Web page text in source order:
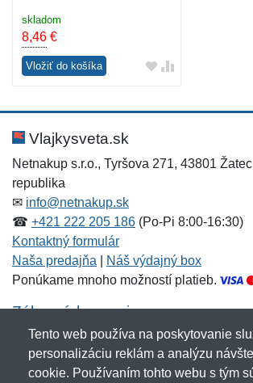
skladom
8,46 €
Vložiť do košíka
Vlajkysveta.sk
Netnakup s.r.o., Tyršova 271, 43801
republika
✉ info@netnakup.sk
☎ +421 222 205 186 (Po-Pi 8:00-16:30)
Kontaktný formulár
Naša predajňa
Náš výdajný box
Ponúkame mnoho možností platieb.
Zákaznícky servis
Novinky emailom
Tento web používa na poskytovanie
personalizáciu reklám a analýzu
cookie. Používaním tohto webu s tým